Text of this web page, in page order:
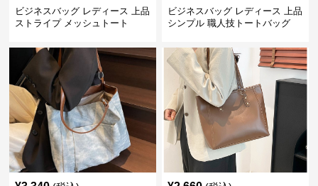
ビジネスバッグ レディース 上品
ストライプ メッシュトート
ビジネスバッグ レディース 上品
シンプル 職人技トートバッグ